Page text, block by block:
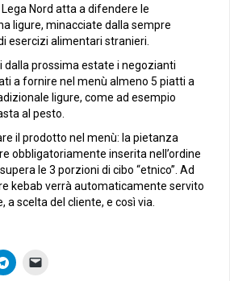
Nord atta a difendere le
ligure, minacciate dalla sempre
esercizi alimentari stranieri.
dalla prossima estate i negozianti
a fornire nel menù almeno 5 piatti a
ligure, come ad esempio
al pesto.
il prodotto nel menù: la pietanza
obbligatoriamente inserita nell’ordine
le 3 porzioni di cibo “etnico”. Ad
kebab verrà automaticamente servito
a scelta del cliente, e così via.